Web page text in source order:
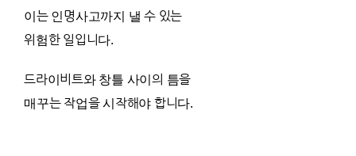
이는 인명사고까지 낼 수 있는
위험한 일입니다.
드라이비트와 창틀 사이의 틈을
매꾸는 작업을 시작해야 합니다.